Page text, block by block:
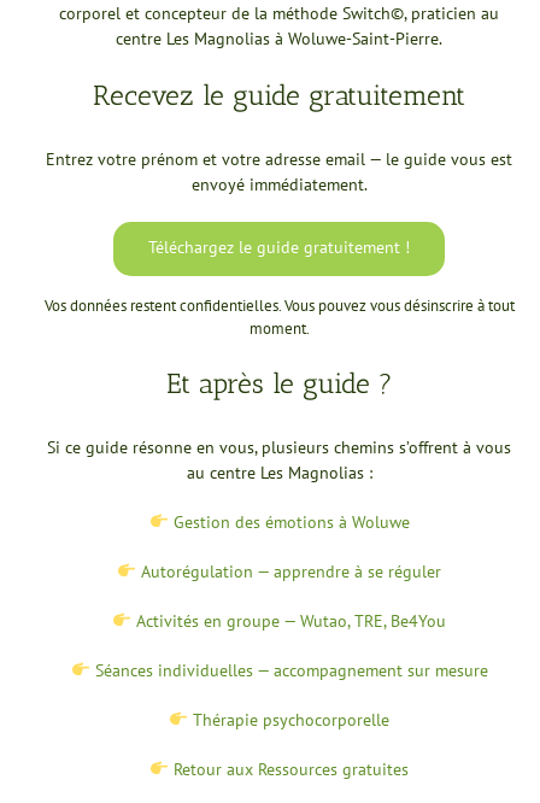
corporel et concepteur de la méthode Switch©, praticien au
centre Les Magnolias à Woluwe-Saint-Pierre.
Recevez le guide gratuitement
Entrez votre prénom et votre adresse email — le guide vous est
envoyé immédiatement.
Téléchargez le guide gratuitement !
Vos données restent confidentielles. Vous pouvez vous désinscrire à tout
moment.
Et après le guide ?
Si ce guide résonne en vous, plusieurs chemins s’offrent à vous
au centre Les Magnolias :
Gestion des émotions à Woluwe
Autorégulation — apprendre à se réguler
Activités en groupe — Wutao, TRE, Be4You
Séances individuelles — accompagnement sur mesure
Thérapie psychocorporelle
Retour aux Ressources gratuites